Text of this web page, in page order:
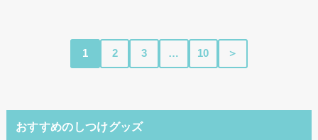
1 2 3 … 10 ＞
おすすめのしつけグッズ